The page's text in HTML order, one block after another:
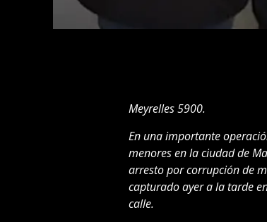
Meyrelles 5900.
En una importante
menores en la ciudad de
arresto por corrupción de
capturado ayer a la tarde
calle.